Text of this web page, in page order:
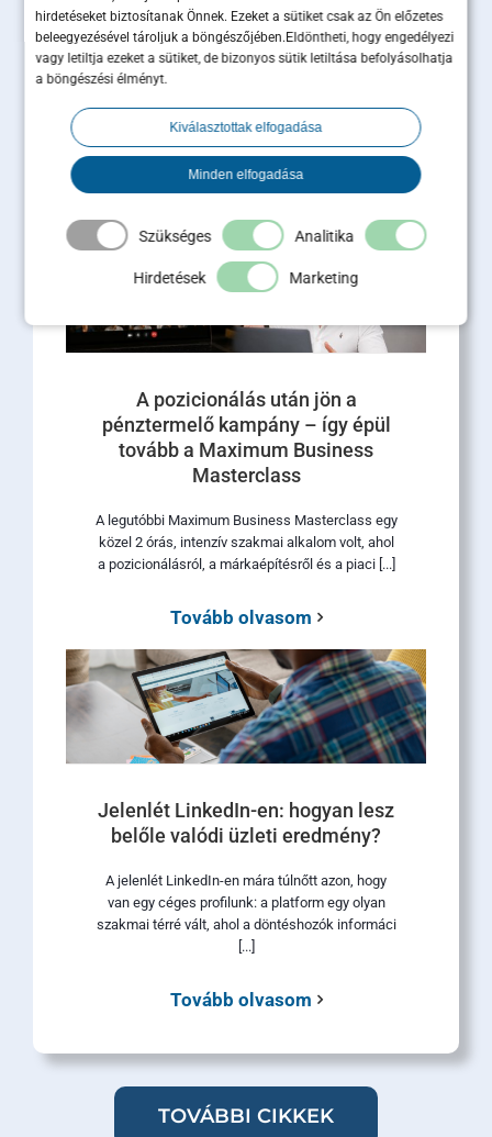
hirdetéseket biztosítanak Önnek. Ezeket a sütiket csak az Ön előzetes
beleegyezésével tároljuk a böngészőjében.Eldöntheti, hogy engedélyezi
vagy letiltja ezeket a sütiket, de bizonyos sütik letiltása befolyásolhatja
a böngészési élményt.
Kiválasztottak elfogadása
Minden elfogadása
Szükséges Analitika
Hirdetések Marketing
Sales és marketing
összehangolása: 5 lépés a
hatékony együttműködéshez
A modern üzleti növekedés motorja az integrált
működés. A hazai piacfejlesztési tapasztalataink
és a globális kutatások alapján egyértelmű, h [...]
A pozicionálás után jön a
pénztermelő kampány – így épül
tovább a Maximum Business
Masterclass
A legutóbbi Maximum Business Masterclass egy
közel 2 órás, intenzív szakmai alkalom volt, ahol
a pozicionálásról, a márkaépítésről és a piaci [...]
Tovább olvasom
Jelenlét LinkedIn-en: hogyan lesz
belőle valódi üzleti eredmény?
A jelenlét LinkedIn-en mára túlnőtt azon, hogy
van egy céges profilunk: a platform egy olyan
szakmai térré vált, ahol a döntéshozók informáci
[...]
Tovább olvasom
TOVÁBBI CIKKEK